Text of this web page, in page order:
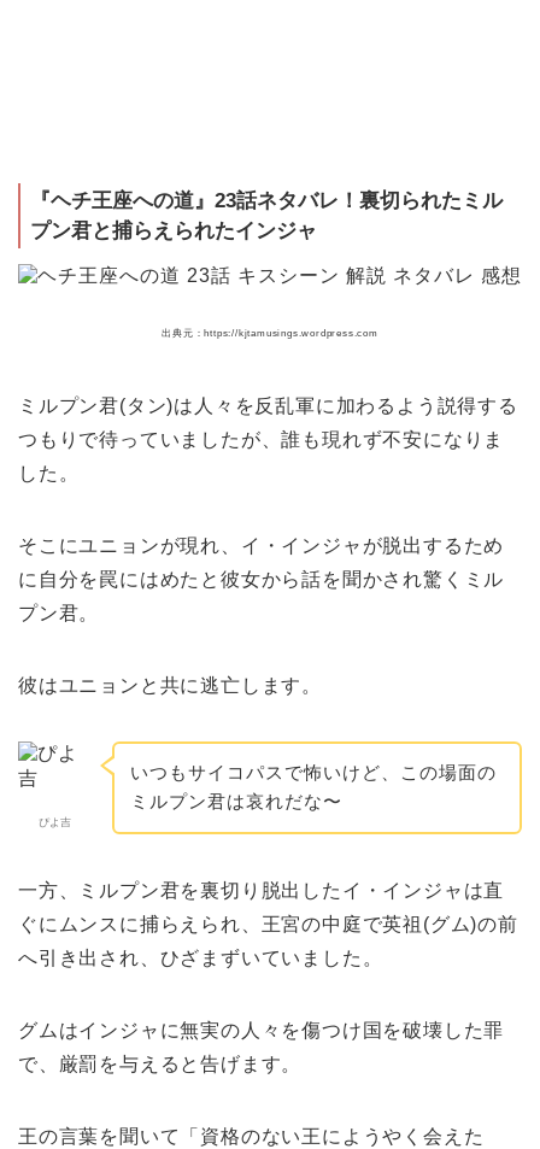
『ヘチ王座への道』23話ネタバレ！裏切られたミル
プン君と捕らえられたインジャ
出典元：https://kjtamusings.wordpress.com
ミルプン君(タン)は人々を反乱軍に加わるよう説得する
つもりで待っていましたが、誰も現れず不安になりま
した。
そこにユニョンが現れ、イ・インジャが脱出するため
に自分を罠にはめたと彼女から話を聞かされ驚くミル
プン君。
彼はユニョンと共に逃亡します。
ぴよ吉
いつもサイコパスで怖いけど、この場面の
ミルプン君は哀れだな〜
一方、ミルプン君を裏切り脱出したイ・インジャは直
ぐにムンスに捕らえられ、王宮の中庭で英祖(グム)の前
へ引き出され、ひざまずいていました。
グムはインジャに無実の人々を傷つけ国を破壊した罪
で、厳罰を与えると告げます。
王の言葉を聞いて「資格のない王にようやく会えた